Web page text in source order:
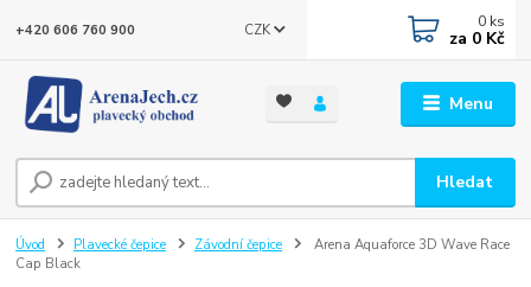
Menu
CZK
Hledat
+420 606 760 900 0 ks
za 0 Kč
Úvod Plavecké čepice Závodní čepice
Arena Aquaforce 3D Wave Race
Cap Black